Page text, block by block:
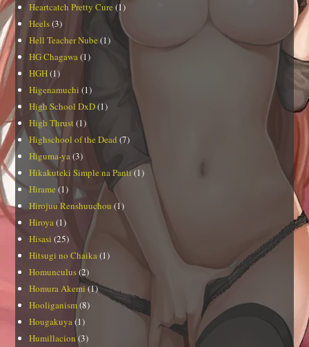
Heartcatch Pretty Cure (1)
Heels(3)
Hell Teacher Nube (1)
HG Chagawa(1)
HGH(1)
Higenamuchi (1)
High School DxD(1)
High Thrust(1)
Highschool of the Dead (7)
Higuma-ya(3)
Hikakuteki Simple na Panti(1)
Hirame (1)
Hirojuu Renshuuchou (1)
Hiroya(1)
Hisasi (25)
Hitsugi no Chaika(1)
Homunculus(2)
Homura Akemi(1)
Hooliganism(8)
Hougakuya(1)
Humillacion(3)